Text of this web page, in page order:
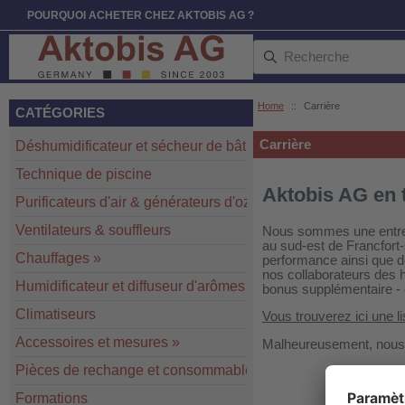
POURQUOI ACHETER CHEZ AKTOBIS AG ?
Home :: Carrière
Carrière
Aktobis AG en
Nous sommes une
au sud-est de
performance ainsi que
nos collaborateurs des
bonus supplémentaire
Vous trouverez ici une
Malheureusement,
CATÉGORIES
Déshumidificateur et sécheur de bâtiment»
Technique de piscine
Purificateurs d'air & générateurs d'ozone»
Ventilateurs & souffleurs
Chauffages »
Humidificateur et diffuseur d'arômes
Climatiseurs
Accessoires et mesures »
Pièces de rechange et consommables
Formations